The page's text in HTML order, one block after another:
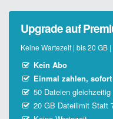
Upgrade auf
Keine Wartezeit | bis 20 GB
Kein Abo
Einmal zahlen,
50 Dateien gleichzeitig
20 GB Dateilimit Statt